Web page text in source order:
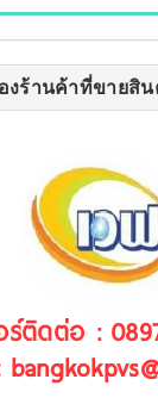
งร้านค้าที่ขายสิ
ร์ติดต่อ :